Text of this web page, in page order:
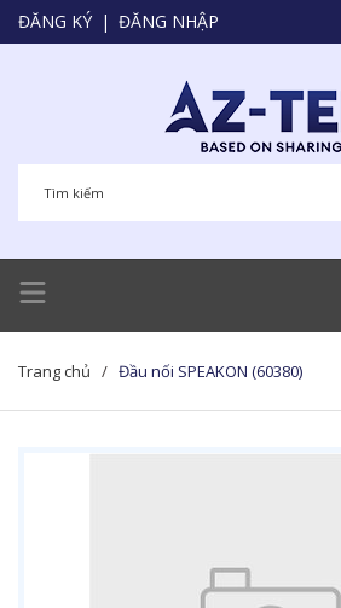
ĐĂNG KÝ | ĐĂNG NHẬP
Trang chủ / Đầu nối SPEAKON (60380)